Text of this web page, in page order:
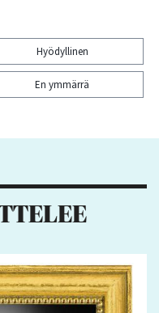
Hyödyllinen
En ymmärrä